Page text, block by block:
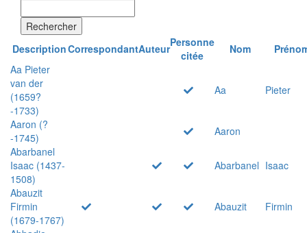
Rechercher
DescriptionCorrespondantAuteurPersonne
citée
Nom
Aa Pieter
van der
(1659?
-1733)
Aa Pieter
Aaron (?
-1745)
Aaron
Abarbanel
Isaac (1437-
1508)
Abarbanel Isaac
Abauzit
Firmin
(1679-1767)
Abauzit
Firmin